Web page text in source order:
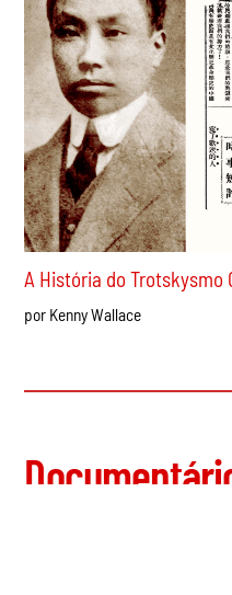
voltando para o
por Andrew Wagner
por Kenny Wallace